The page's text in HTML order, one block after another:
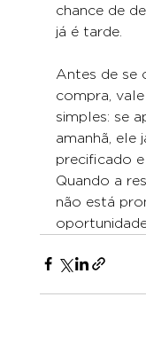
chance de
já é tarde.
Antes de se
compra,
simples: se
amanhã, ele
precificado
Quando a
não está